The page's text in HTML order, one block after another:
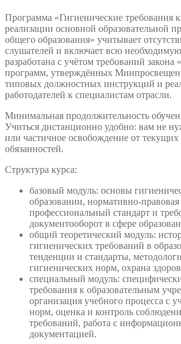
Программа «Гигиенические требования
реализации основной образовательной
общего образования» учитывает
слушателей и включает всю
разработана с учётом требований закона
программ, утверждённых
типовых должностных инструкций и
работодателей к специалистам отрасли.
Минимальная продолжительность
Учиться дистанционно удобно: вам не
или частичное освобождение от
обязанностей.
Структура курса:
базовый модуль: основы
образовании, нормативно-правовая
профессиональный стандарт и
документооборот в сфере
общий теоретический модуль:
гигиенических требований в
тенденции и стандарты,
гигиенических норм, охрана
специальный модуль:
требования к образовательным
организация учебного процесса с
норм, оценка и контроль
требований, работа с
документацией.